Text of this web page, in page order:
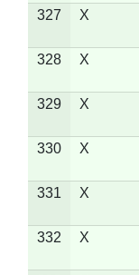
327 X
328 X
329 X
330 X
331 X
332 X